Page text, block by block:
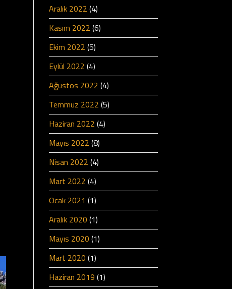
Aralık 2022 (4)
Kasım 2022 (6)
Ekim 2022 (5)
Eylül 2022 (4)
Ağustos 2022 (4)
Temmuz 2022 (5)
Haziran 2022 (4)
Mayıs 2022 (8)
Nisan 2022 (4)
Mart 2022 (4)
Ocak 2021 (1)
Aralık 2020 (1)
Mayıs 2020 (1)
Mart 2020 (1)
Haziran 2019 (1)